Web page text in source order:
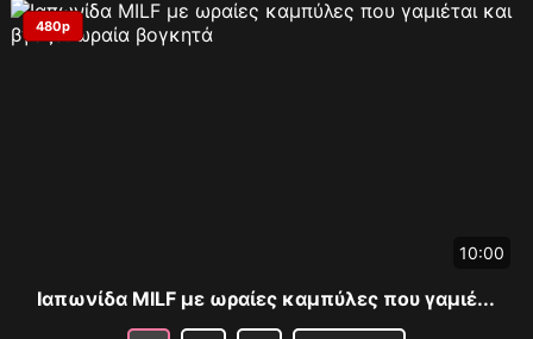
480p
10:00
Ιαπωνίδα MILF με ωραίες καμπύλες που γαμιέ...